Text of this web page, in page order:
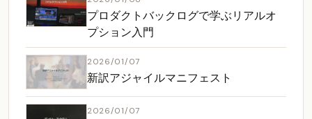
プロダクトバックログで学ぶリアルオ
プション入門
2026/01/07
新訳アジャイルマニフェスト
2026/01/07